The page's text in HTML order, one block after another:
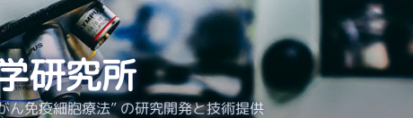
研究所
ん免疫細胞療法” の研究開発と技術提供